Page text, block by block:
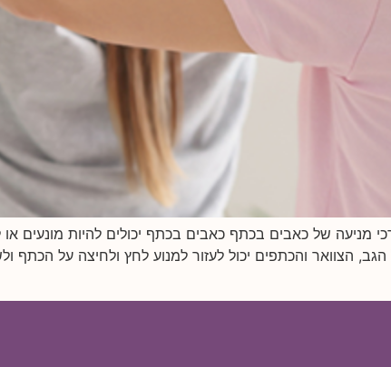
מניעה של כאבים בכתף כאבים בכתף יכולים להיות מונעים
הצוואר והכתפים יכול לעזור למנוע לחץ ולחיצה על הכתף